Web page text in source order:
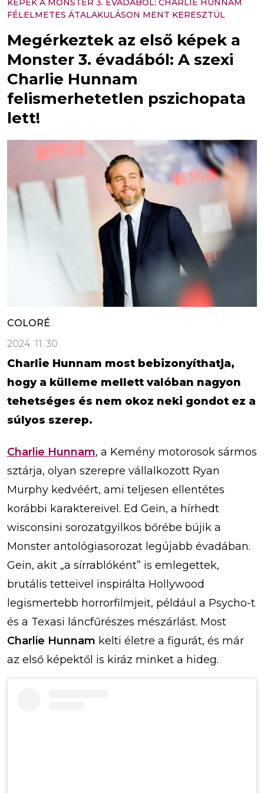
KÉPEK A MONSTER 3. ÉVADÁBÓL: CHARLIE HUNNAM
FÉLELMETES ÁTALAKULÁSON MENT KERESZTÜL
Megérkeztek az első képek a
Monster 3. évadából: A szexi
Charlie Hunnam
felismerhetetlen pszichopata
lett!
COLORÉ
2024. 11. 30.
Charlie Hunnam most bebizonyíthatja,
hogy a külleme mellett valóban nagyon
tehetséges és nem okoz neki gondot ez a
súlyos szerep.
Charlie Hunnam, a Kemény motorosok sármos
sztárja, olyan szerepre vállalkozott Ryan
Murphy kedvéért, ami teljesen ellentétes
korábbi karaktereivel. Ed Gein, a hírhedt
wisconsini sorozatgyilkos bőrébe bújik a
Monster antológiasorozat legújabb évadában.
Gein, akit „a sírrablóként” is emlegettek,
brutális tetteivel inspirálta Hollywood
legismertebb horrorfilmjeit, például a Psycho-t
és a Texasi láncfűrészes mészárlást. Most
Charlie Hunnam kelti életre a figurát, és már
az első képektől is kiráz minket a hideg.